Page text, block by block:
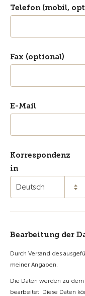
Telefon (mobil,
Fax (optional)
E-Mail
Korrespondenz
in
Deutsch
Bearbeitung der
Durch Versand des
meiner Angaben.
Die Daten werden zu
bearbeitet. Diese Daten